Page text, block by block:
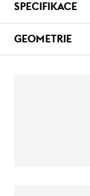
SPECIFIKACE
GEOMETRIE